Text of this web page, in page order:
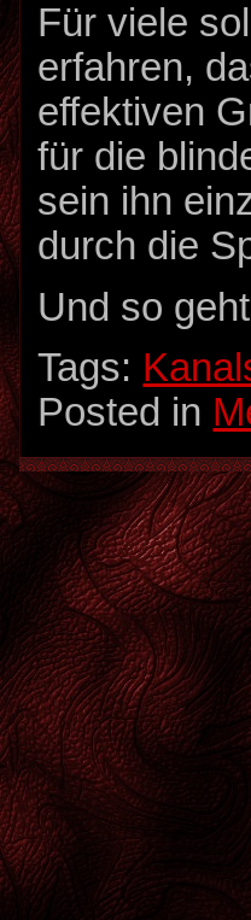
Für viele
erfahren,
effektiven
für die
sein ihn
durch die
Und so
Tags:
Posted in